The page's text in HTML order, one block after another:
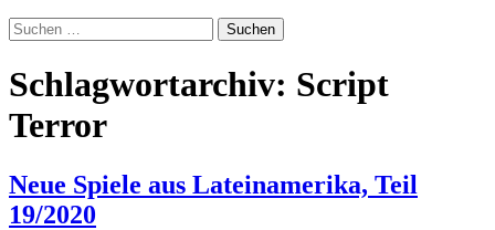
Suchen
nach:
Schlagwortarchiv: Script
Terror
Neue Spiele aus Lateinamerika, Teil
19/2020